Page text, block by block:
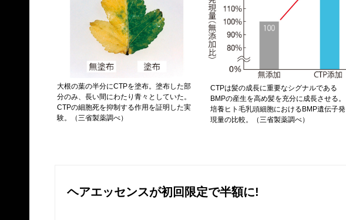
大根の葉の半分にCTPを塗布。塗布した部
分のみ、長い間にわたり青々としていた。
CTPの細胞死を抑制する作用を証明した実
験。（三省製薬調べ）
CTPは髪の成長に重要なシグナルである
BMPの産生を高め髪を充分に成長させる。
培養ヒト毛乳頭細胞におけるBMP遺伝子発
現量の比較。（三省製薬調べ）
ヘアエッセンスが初回限定で半額に!